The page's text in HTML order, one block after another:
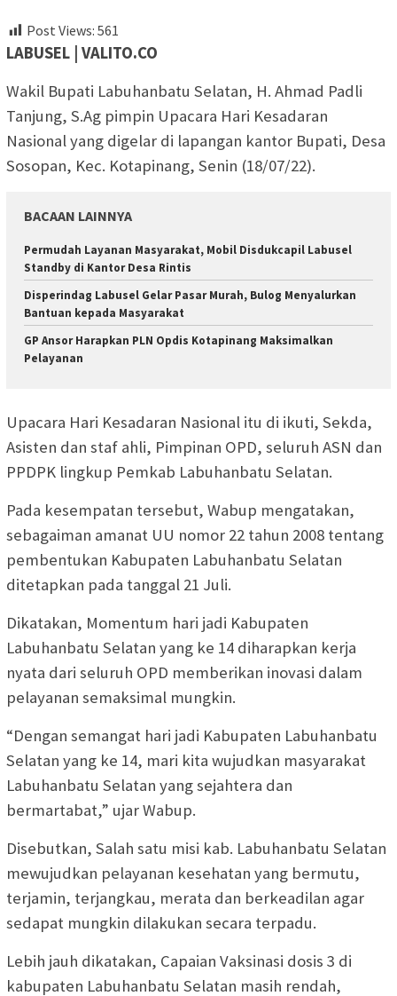
Post Views: 561
LABUSEL | VALITO.CO
Wakil Bupati Labuhanbatu Selatan, H. Ahmad Padli
Tanjung, S.Ag pimpin Upacara Hari Kesadaran
Nasional yang digelar di lapangan kantor Bupati, Desa
Sosopan, Kec. Kotapinang, Senin (18/07/22).
BACAAN LAINNYA
Permudah Layanan Masyarakat, Mobil Disdukcapil Labusel
Standby di Kantor Desa Rintis
Disperindag Labusel Gelar Pasar Murah, Bulog Menyalurkan
Bantuan kepada Masyarakat
GP Ansor Harapkan PLN Opdis Kotapinang Maksimalkan
Pelayanan
Upacara Hari Kesadaran Nasional itu di ikuti, Sekda,
Asisten dan staf ahli, Pimpinan OPD, seluruh ASN dan
PPDPK lingkup Pemkab Labuhanbatu Selatan.
Pada kesempatan tersebut, Wabup mengatakan,
sebagaiman amanat UU nomor 22 tahun 2008 tentang
pembentukan Kabupaten Labuhanbatu Selatan
ditetapkan pada tanggal 21 Juli.
Dikatakan, Momentum hari jadi Kabupaten
Labuhanbatu Selatan yang ke 14 diharapkan kerja
nyata dari seluruh OPD memberikan inovasi dalam
pelayanan semaksimal mungkin.
“Dengan semangat hari jadi Kabupaten Labuhanbatu
Selatan yang ke 14, mari kita wujudkan masyarakat
Labuhanbatu Selatan yang sejahtera dan
bermartabat,” ujar Wabup.
Disebutkan, Salah satu misi kab. Labuhanbatu Selatan
mewujudkan pelayanan kesehatan yang bermutu,
terjamin, terjangkau, merata dan berkeadilan agar
sedapat mungkin dilakukan secara terpadu.
Lebih jauh dikatakan, Capaian Vaksinasi dosis 3 di
kabupaten Labuhanbatu Selatan masih rendah,